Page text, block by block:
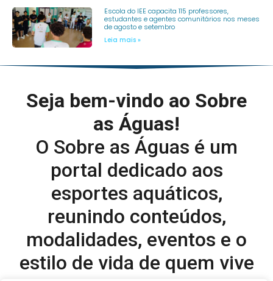
Escola do IEE capacita 115 professores,
estudantes e agentes comunitários nos meses
de agosto e setembro
Leia mais »
Seja bem-vindo ao Sobre
as Águas!
O Sobre as Águas é um
portal dedicado aos
esportes aquáticos,
reunindo conteúdos,
modalidades, eventos e o
estilo de vida de quem vive